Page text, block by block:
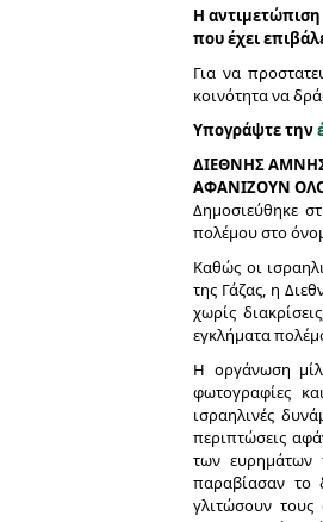
Η
που έχει
Για να
κοινότητα να
Υπογράψτε την
ΔΙΕΘΝΗΣ
ΑΦΑΝΙΖΟΥΝ
Δημοσιεύθηκε
πολέμου στο
Καθώς οι
της Γάζας, η
χωρίς
εγκλήματα
Η οργάνωση
φωτογραφίες
ισραηλινές
περιπτώσεις
των ευρημάτων
παραβίασαν το
γλιτώσουν